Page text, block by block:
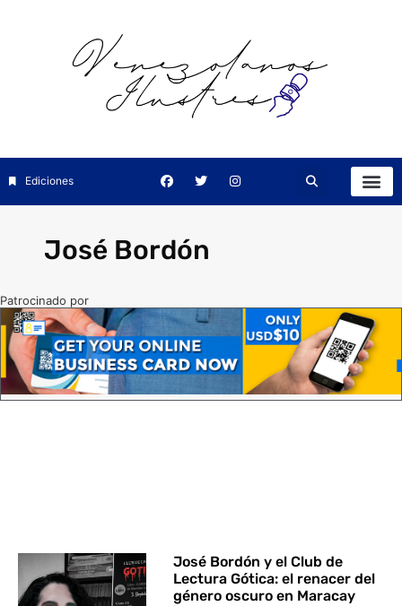
Ediciones
José Bordón
Patrocinado por
José Bordón y el Club de
Lectura Gótica: el renacer del
género oscuro en Maracay